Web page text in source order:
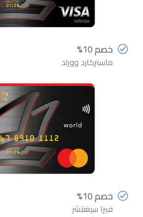
خصم 10%
ماستركارد وورلد
خصم 10%
فيزا سيغنتشر